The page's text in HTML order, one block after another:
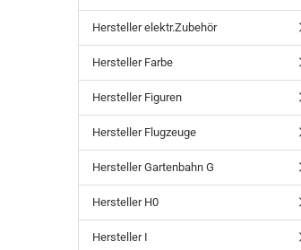
Hersteller elektr.Zubehör
Hersteller Farbe
Hersteller Figuren
Hersteller Flugzeuge
Hersteller Gartenbahn G
Hersteller H0
Hersteller I